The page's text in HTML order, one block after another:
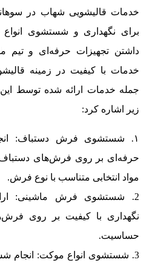
خدمات قالیشویی شهاب در
برای نگهداری و شستشوی
داشتن تجهیزات حرفه‌ای و تیم
خدمات با کیفیت در زمینه
جمله خدمات ارائه شده توسط
زیر اشاره کرد:
۱. شستشوی فرش دستباف:
حرفه‌ای بر روی فرش‌های دستباف
مواد انتخابی متناسب با نوع فرش.
2. شستشوی فرش ماشینی:
نگهداری با کیفیت بر روی
حساسیت.
3. شستشوی انواع موکت: انجام